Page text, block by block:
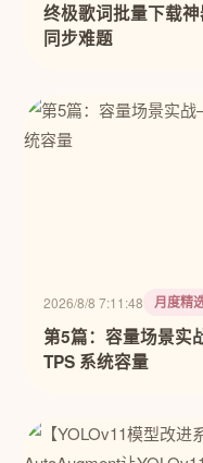
终极歌词批量下载
同步难题
2026/8/8 7:11:48 月度精
第5篇：容量场景
TPS 系统容量